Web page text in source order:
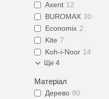
Axent 12
BUROMAX 30
Economix 2
Kite 7
Koh-i-Noor 14
Ще 4
Матеріал
Дерево 80